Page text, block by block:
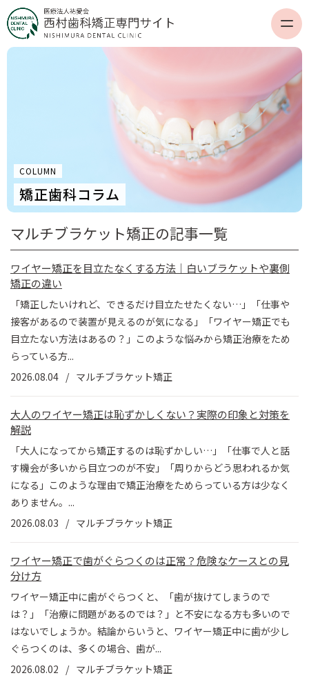
COLUMN
矯正歯科コラム
マルチブラケット矯正の記事一覧
ワイヤー矯正を目立たなくする方法｜白いブラケットや裏側
矯正の違い
「矯正したいけれど、できるだけ目立たせたくない…」「仕事や
接客があるので装置が見えるのが気になる」「ワイヤー矯正でも
目立たない方法はあるの？」このような悩みから矯正治療をため
らっている方...
2026.08.04
マルチブラケット矯正
大人のワイヤー矯正は恥ずかしくない？実際の印象と対策を
解説
「大人になってから矯正するのは恥ずかしい…」「仕事で人と話
す機会が多いから目立つのが不安」「周りからどう思われるか気
になる」このような理由で矯正治療をためらっている方は少なく
ありません。...
2026.08.03
マルチブラケット矯正
ワイヤー矯正で歯がぐらつくのは正常？危険なケースとの見
分け方
ワイヤー矯正中に歯がぐらつくと、「歯が抜けてしまうので
は？」「治療に問題があるのでは？」と不安になる方も多いので
はないでしょうか。結論からいうと、ワイヤー矯正中に歯が少し
ぐらつくのは、多くの場合、歯が...
2026.08.02
マルチブラケット矯正